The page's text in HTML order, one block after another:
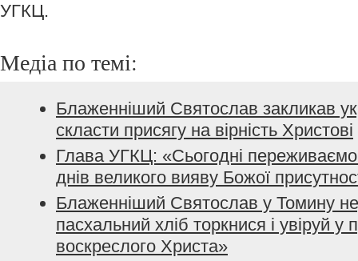
УГКЦ.
Медіа по темі:
Блаженніший Святослав закликав
скласти присягу на вірність Христові
Глава УГКЦ: «Сьогодні переживаємо
днів великого вияву Божої
Блаженніший Святослав у Томину
пасхальний хліб торкнися і увіруй у
воскреслого Христа»